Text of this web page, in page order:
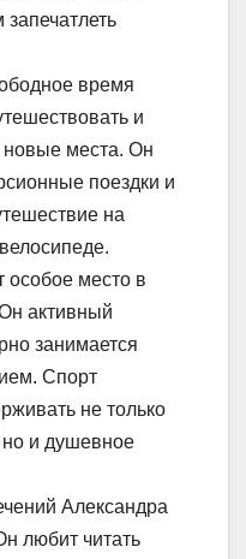
время
и
новые места. Он
поездки и
на
особое место в
активный
занимается
Спорт
не только
и душевное
Александра
любит читать